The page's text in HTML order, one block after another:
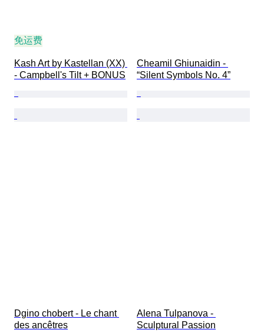
免运费
Kash Art by Kastellan (XX)
- Campbell's Tilt + BONUS
Cheamil Ghiunaidin -
“Silent Symbols No. 4”
Dgino chobert - Le chant
des ancêtres
Alena Tulpanova -
Sculptural Passion